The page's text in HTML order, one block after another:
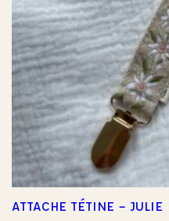
ATTACHE TÉTINE – JULIE